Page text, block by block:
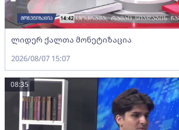
ლიდერ ქალთა მონეტიზაცია
2026/08/07 15:07
08:35